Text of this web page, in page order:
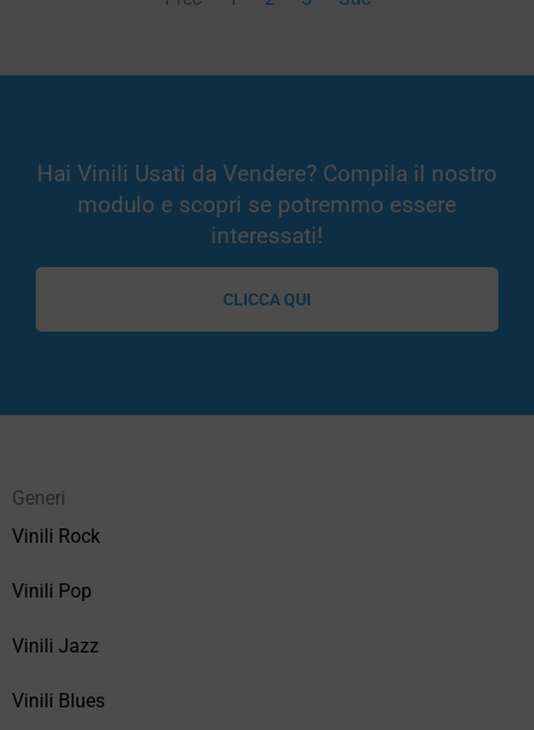
Hai Vinili Usati da Vendere? Compila il nostro
modulo e scopri se potremmo essere
interessati!
CLICCA QUI
Generi
Vinili Rock
Vinili Pop
Vinili Jazz
Vinili Blues